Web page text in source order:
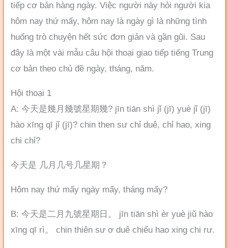
tiếp cơ bản hàng ngày. Việc người này hỏi người kia
hôm nay thứ mấy, hôm nay là ngày gì là những tình
huống trò chuyện hết sức đơn giản và gần gũi. Sau
đây là một vài mẫu câu hội thoại giao tiếp tiếng Trung
cơ bản theo chủ đề ngày, tháng, năm.
Hội thoại 1
A: 今天是幾月幾號星期幾? jīn tiān shì jǐ (jī) yuè jǐ (jī)
hào xīng qī jǐ (jī)? chin then sư chỉ duê, chỉ hao, xing
chi chỉ?
今天是 几月几号几星期？
Hôm nay thứ mấy ngày mấy, tháng mấy?
B: 今天是二月九號星期日。 jīn tiān shì èr yuè jiǔ hào
xīng qī rì。 chin thiên sư ơ duê chiểu hao xing chi rư.